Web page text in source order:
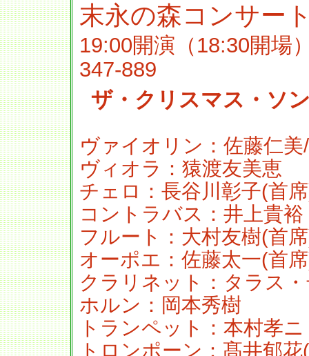
末永の森コンサー
19:00開演（18:30開
347-889
ザ・クリスマス・ソ
ヴァイオリン：佐藤仁美
ヴィオラ：猿渡友美恵
チェロ：長谷川彰子(首
コントラバス：井上貴裕
フルート：大村友樹(首
オーポエ：佐藤太一(首
クラリネット：タラス
ホルン：岡本秀樹
トランペット：本村孝ニ
トロンポーン：髙井郁花